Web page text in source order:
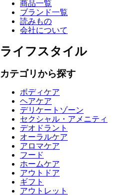
商品一覧
ブランド一覧
読みもの
会社について
ライフスタイル
カテゴリから探す
ボディケア
ヘアケア
デリケートゾーン
セクシャル・アメニティ
デオドラント
オーラルケア
アロマケア
フード
ホームケア
アウトドア
ギフト
アウトレット